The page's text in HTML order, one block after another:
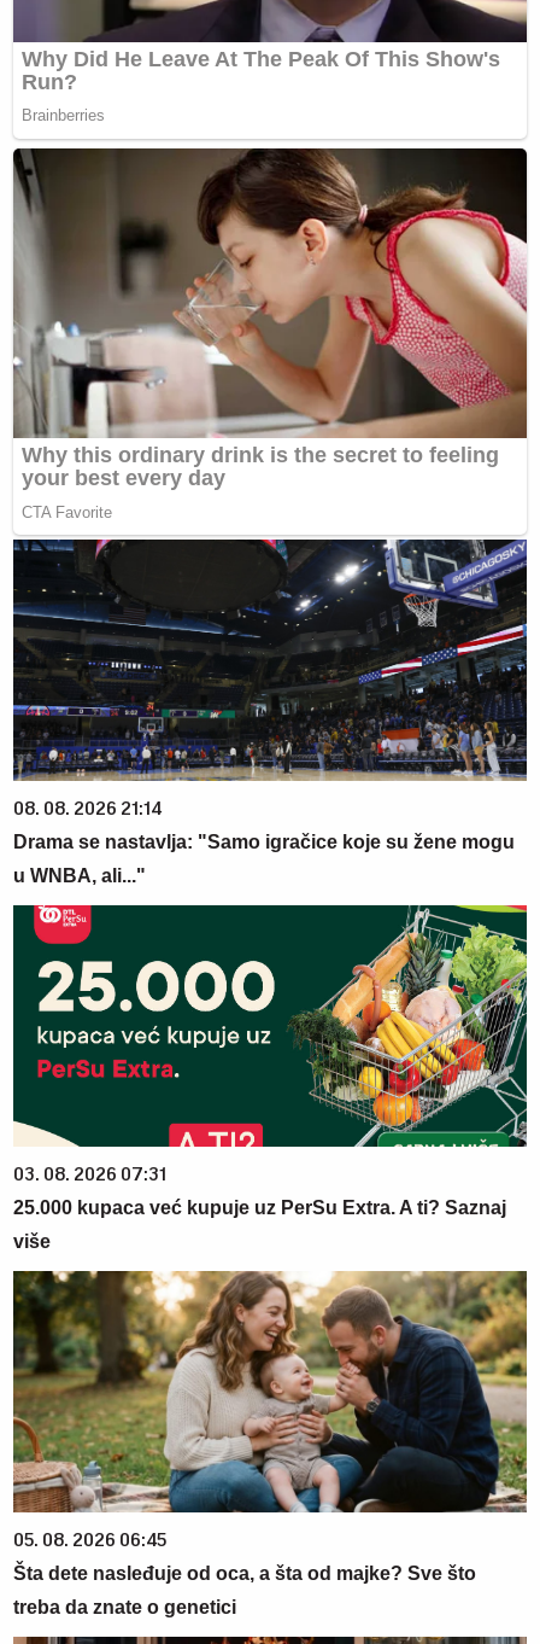
08. 08. 2026 21:14
Drama se nastavlja: "Samo igračice koje su žene mogu
u WNBA, ali..."
03. 08. 2026 07:31
25.000 kupaca već kupuje uz PerSu Extra. A ti? Saznaj
više
05. 08. 2026 06:45
Šta dete nasleđuje od oca, a šta od majke? Sve što
treba da znate o genetici